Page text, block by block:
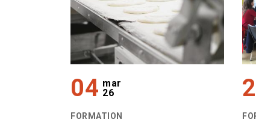
04 mar
26
FORMATION